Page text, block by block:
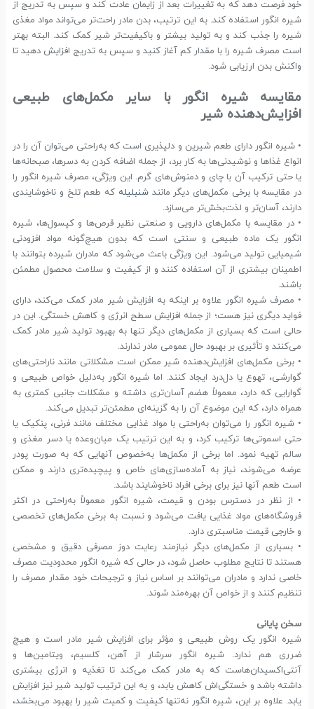
خود فرصت دهد که به تغییرات بعد از زایمان عادت کند و سپس به تدریج از
شیره انگور استفاده کند. به این ترتیب، بدن مادر راحت‌تر می‌تواند مواد مغذی
شیره را جذب کند و به تولید بیشتر و باکیفیت‌تر شیر کمک کند. البته بهتر
است مصرف شیره را با مقدار کم آغاز کنید و سپس به تدریج افزایش دهید تا
واکنش بدن ارزیابی شود.
مقایسه شیره انگور با سایر مکمل‌های طبیعی
افزایش‌دهنده شیر
• شیره انگور دارای طعم شیرین و دلپذیری است که به‌راحتی می‌توان آن را در
انواع غذاها و نوشیدنی‌ها به کار برد، از جمله اضافه کردن به دسرها، صبحانه‌ها
یا حتی ترکیب آن با چای و دمنوش‌های گرم. این ویژگی، مصرف شیره انگور را
در مقایسه با برخی مکمل‌های دیگر مانندشنبلیله که طعم تلخ و ناخوشایندی
دارند، آسان‌تر و لذت‌بخش‌تر می‌سازد.
• در مقایسه با مکمل‌های دارویی و صنعتی نظیر قرص‌ها و کپسول‌ها، شیره
انگور یک ماده طبیعی و سنتی است که بدون هیچ‌گونه مواد افزودنی
شیمیایی تولید می‌شود. این ویژگی باعث می‌شود که مادران شیرده بتوانند با
اطمینان بیشتری از آن استفاده کنند و از کیفیت و سلامت محصول مطمئن
باشند.
• مصرف شیره انگور علاوه بر اینکه به افزایش شیر مادر کمک می‌کند، دارای
فواید دیگری نیز هست؛ از جمله افزایش سطح انرژی و کاهش خستگی. این در
حالی است که بسیاری از مکمل‌های دیگر تنها به بهبود تولید شیر مادر کمک
می‌کنند و تأثیری بر بهبود حال عمومی مادر ندارند.
• برخی مکمل‌های افزایش‌دهنده شیر ممکن است مشکلاتی مانند ناراحتی‌های
گوارشی، تهوع یا دل‌درد ایجاد کنند. اما شیره انگور به‌دلیل خواص طبیعی و
گوارایی که دارد، معمولاً هضم آسان‌تری داشته و مشکلات جانبی کمتری به
همراه دارد، که این موضوع آن را به گزینه‌ای مطمئن‌تر تبدیل می‌کند.
• شیره انگور را می‌توان به‌راحتی با مواد غذایی مختلف مانند فرنی، پنکیک یا
حتی اسموتی‌ها ترکیب کرد، و به این ترتیب یک میان‌وعده یا دسر مغذی و
سالم تهیه نمود. اما برخی از مکمل‌ها به‌خصوص آنهایی که به صورت پودر
عرضه می‌شوند، نیاز به آماده‌سازی‌های خاص و پیچیده‌تری دارند و ممکن
است طعم آنها نیز برای برخی افراد ناخوشایند باشد.
• از نظر در دسترس بودن و قیمت، شیره انگور معمولاً به‌راحتی در اکثر
فروشگاه‌های مواد غذایی یافت می‌شود و نسبت به برخی مکمل‌های تخصصی
و خارجی قیمت مناسبتری دارد.
• بسیاری از مکمل‌های دیگر نیازمند رعایت دوز مصرفی دقیق و مشخصی
هستند تا نتایج مطلوب حاصل شود، در حالی که شیره انگور محدودیت مصرف
خاصی ندارد و مادران می‌توانند بر اساس نیاز و ترجیحات خود مقدار مصرف را
تنظیم کنند و از خواص آن بهره‌مند شوند.
سخن پایانی
شیره انگور یک روش طبیعی و مؤثر برای افزایش شیر مادر است و هیچ
ضرری هم ندارد. شیره انگور سرشار از آهن، کلسیم، ویتامین‌ها و
آنتی‌اکسیدان‌هاست که به مادر کمک می‌کند تا تغذیه‌ و انرژی بیشتری
داشته باشد و خستگی‌اش کاهش یابد، و به این ترتیب تولید شیر نیز افزایش
یابد. علاوه بر این، شیره انگور نه‌تنها کیفیت و کمیت شیر را بهبود می‌بخشد،